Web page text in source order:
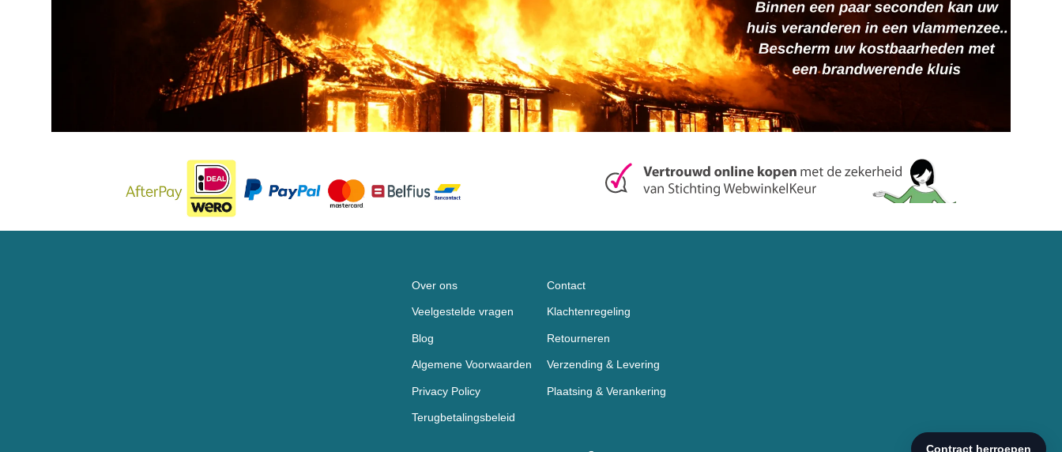
Over ons Contact
Veelgestelde vragen Klachtenregeling
Blog Retourneren
Algemene Voorwaarden Verzending & Levering
Privacy Policy Plaatsing & Verankering
Terugbetalingsbeleid